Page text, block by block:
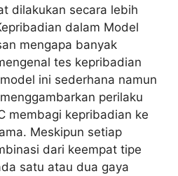
dilakukan secara lebih
dalam Model
mengapa banyak
tes kepribadian
ini sederhana namun
perilaku
membagi kepribadian ke
Meskipun setiap
dari keempat tipe
satu atau dua gaya